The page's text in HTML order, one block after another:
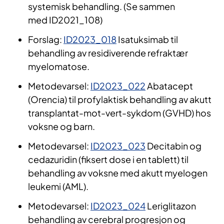
systemisk behandling. (Se sammen
med ID2021_108)
​Forslag: ID2023_018​Isatuksimab til
behandling av residiverende refraktær
myelomatose.
Metodevarsel: ID2023_022Abatacept
(Orencia) til profylaktisk behandling av akutt
transplantat-mot-vert-sykdom (GVHD) hos
voksne og barn.
​​Metodevarsel: ID2023_023 Decitabin og
cedazuridin (fiksert dose i en tablett) til
behandling av voksne med akutt myelogen
leukemi (AML).
Metodevarsel: ID2023_024Leriglitazon
behandling av cerebral progresjon og